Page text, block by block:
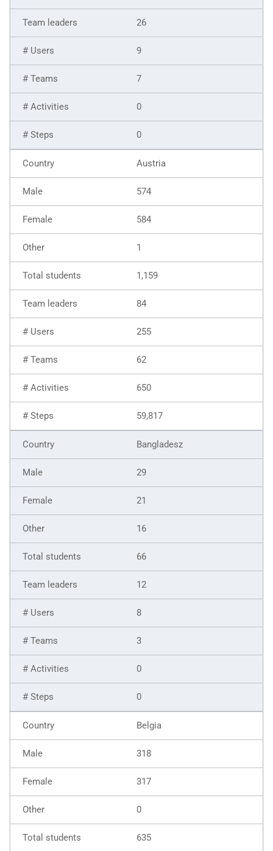
26
9
7
0
0
Austria
574
584
1
1,159
84
255
62
650
59,817
Bangladesz
29
21
16
66
12
8
3
0
0
Belgia
318
317
0
635